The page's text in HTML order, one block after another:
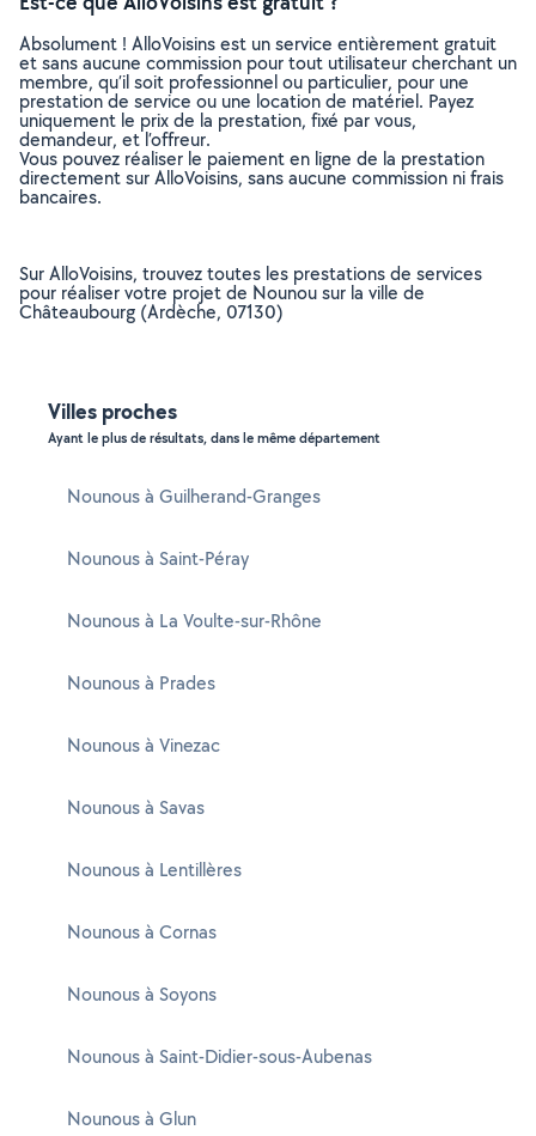
Absolument ! AlloVoisins est un service entièrement gratuit
et sans aucune commission pour tout utilisateur cherchant un
membre, qu’il soit professionnel ou particulier, pour une
prestation de service ou une location de matériel. Payez
uniquement le prix de la prestation, fixé par vous,
demandeur, et l’offreur.
Vous pouvez réaliser le paiement en ligne de la prestation
directement sur AlloVoisins, sans aucune commission ni frais
bancaires.
Sur AlloVoisins, trouvez toutes les prestations de services
pour réaliser votre projet de Nounou sur la ville de
Châteaubourg (Ardèche, 07130)
Villes proches
Ayant le plus de résultats, dans le même département
Nounous à Guilherand-Granges
Nounous à Saint-Péray
Nounous à La Voulte-sur-Rhône
Nounous à Prades
Nounous à Vinezac
Nounous à Savas
Nounous à Lentillères
Nounous à Cornas
Nounous à Soyons
Nounous à Saint-Didier-sous-Aubenas
Nounous à Glun